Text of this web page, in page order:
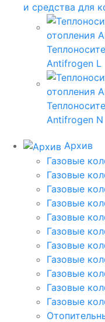
и средства для
Antifrogen L
Antifrogen N
Архив
Газовые
Газовые
Газовые
Газовые
Газовые
Газовые
Газовые
Газовые
Газовые
Газовые
Газовые